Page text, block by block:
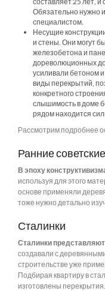
Обязательно нужно
специалистом.
Несущие
и стены. Они могут
железобетона и
дореволюционных
усиливали бетоном
виды перекрытий,
конкретного
слышимость в доме
рядом находится
Рассмотрим подробнее
Ранние
В эпоху
используя для этого
основе применяли
тоже нужно детально
Сталинки
Сталинки
создавали с
строительстве уже
Подбирая квартиру в
изготовлены